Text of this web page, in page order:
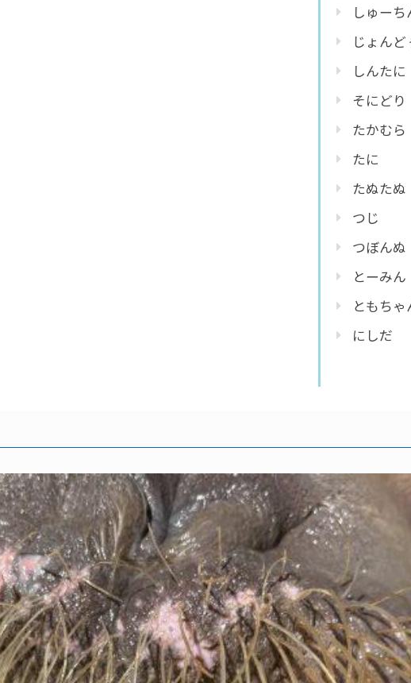
しゅーち
じょんど
しんたに
そにどり
たかむら
たに
たぬたぬ
つじ
つぼんぬ
とーみん
ともちゃ
にしだ